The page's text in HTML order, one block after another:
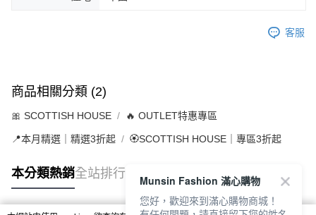
客服
商品相關分類 (2)
🎀 SCOTTISH HOUSE 🔥 OUTLET特惠專區
📍本月精選｜精選3折起 🏵️SCOTTISH HOUSE｜專區3折起
本分類熱銷全站排行
Munsin Fashion 滿心購物
您好，歡迎來到滿心購物商城！